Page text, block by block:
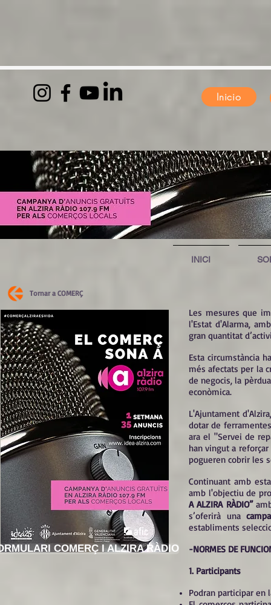
Inicio
Tornar a COMERÇ
INICI
COMERÇ I ALZIRA RÀDIO
Les mesures que
l'Estat d'Alarma,
gran quantitat
Esta circumstància
més afectats per la
de negocis, la
econòmica.
L'Ajuntament
dotar de
ara el "Servei de
han vingut a
pogueren cobrir les
Continuant amb
amb l'objectiu de
A ALZIRA RÀDIO”
s’oferirà una
establiments
-NORMES DE
1. Participants
Podran participar en